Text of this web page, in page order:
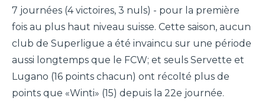
7 journées (4 victoires, 3 nuls) - pour la première
fois au plus haut niveau suisse. Cette saison, aucun
club de Superligue a été invaincu sur une période
aussi longtemps que le FCW; et seuls Servette et
Lugano (16 points chacun) ont récolté plus de
points que «Winti» (15) depuis la 22e journée.